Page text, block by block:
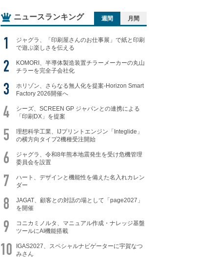
ニュースランキング 週間 月間
ジャグラ、「印刷屋さんのお仕事展」で紙と印刷
で遊ぶ楽しさを伝える
KOMORI、半導体製造装置チラーメーカーの丸山
チラーを完全子会社化
ホリゾン、さらなる無人化を提案-Horizon Smart
Factory 2026開催へ
シーズ、SCREEN GP ジャパンとの連携による
「印刷DX」を提案
理想科学工業、IJプリントエンジン「Integlide」
の横方向タイプ2機種受注開始
ジャグラ、令和8年熊本地震発生を受け危機管理
委員会を設置
ハート、デザインと機能性を備えた名入れカレン
ダー
JAGAT、顧客との対話の場として「page2027」
を開催
コニカミノルタ、マニュアル作成・ナレッジ基盤
ツールにAI機能搭載
IGAS2027、スペシャルナビゲーターに宇賀なつ
みさん